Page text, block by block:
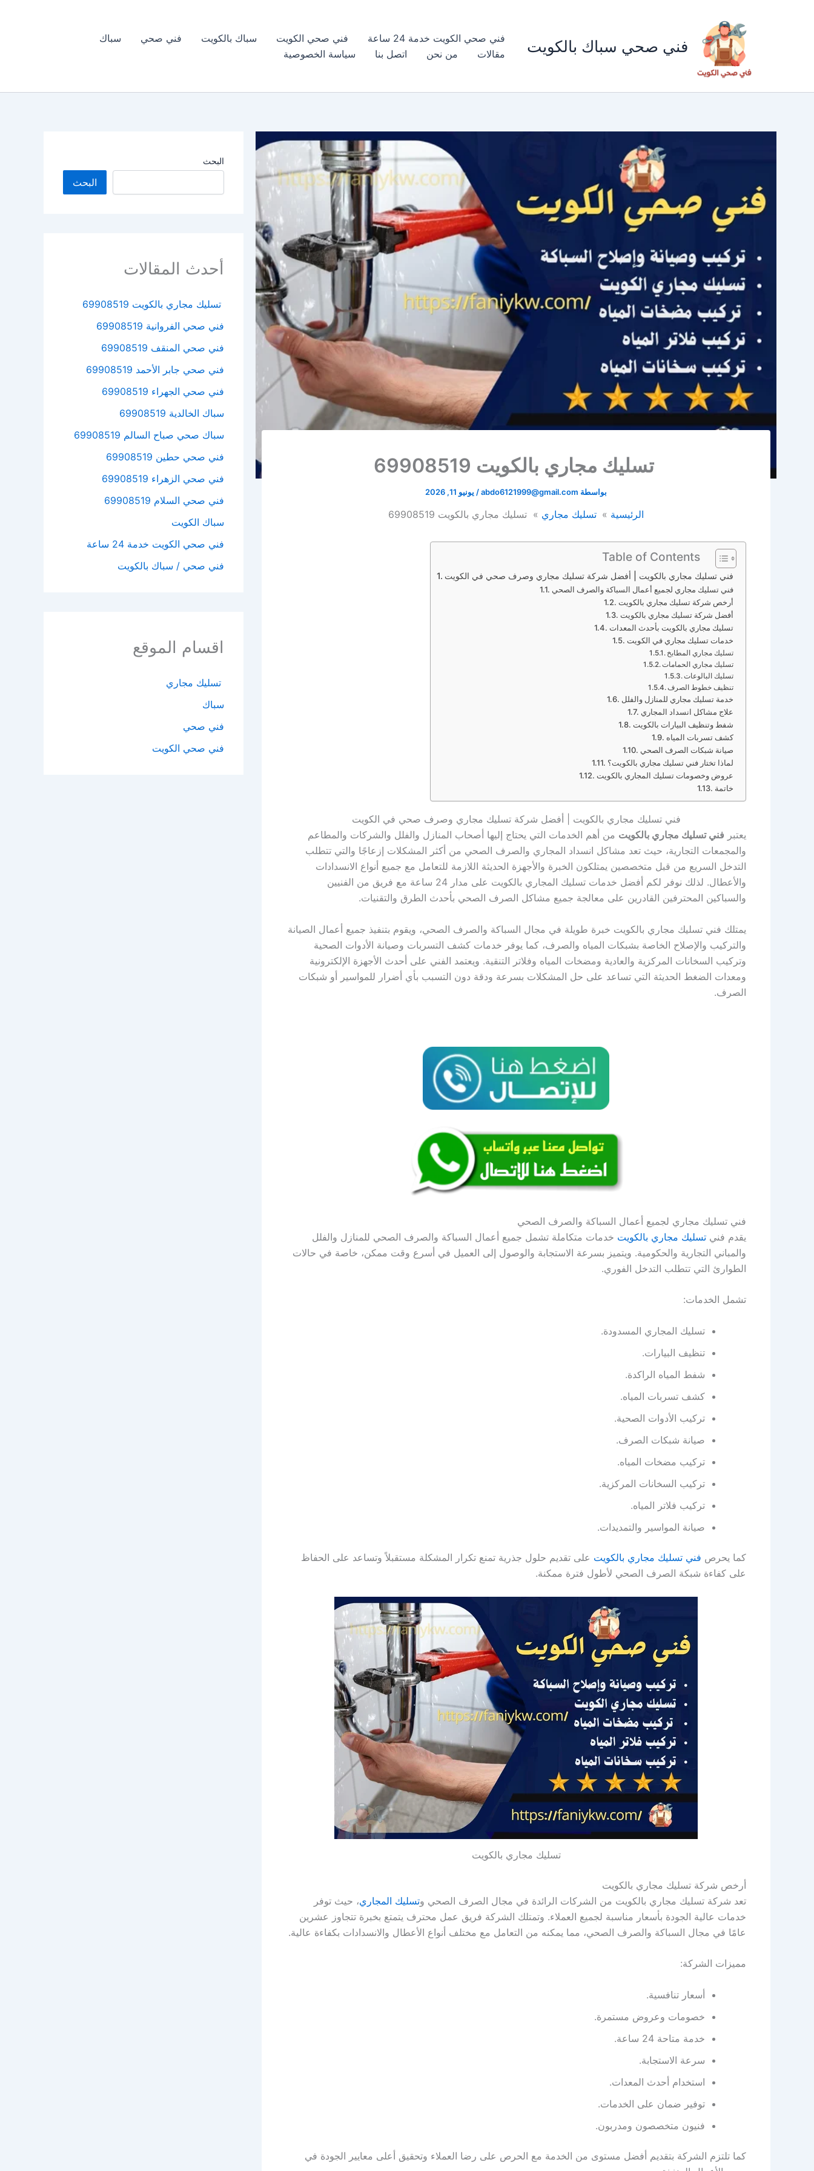
فني صحي سباك بالكويت فني صحي الكويت خدمة 24 ساعة فني صحي الكويت سباك بالكويت فني صحي
سباك
مقالات
من نحن اتصل بنا سياسة الخصوصية
تسليك مجاري بالكويت 69908519
بواسطة abdo6121999@gmail.com
/ يونيو 11, 2026
الرئيسية تسليك مجاري تسليك مجاري بالكويت 69908519
Table of Contents
فني تسليك مجاري بالكويت | أفضل شركة تسليك مجاري وصرف صحي في الكويت
فني تسليك مجاري لجميع أعمال السباكة والصرف الصحي
أرخص شركة تسليك مجاري بالكويت
أفضل شركة تسليك مجاري بالكويت
تسليك مجاري بالكويت بأحدث المعدات
خدمات تسليك مجاري في الكويت
تسليك مجاري المطابخ
تسليك مجاري الحمامات
تسليك البالوعات
تنظيف خطوط الصرف
خدمة تسليك مجاري للمنازل والفلل
علاج مشاكل انسداد المجاري
شفط وتنظيف البيارات بالكويت
كشف تسربات المياه
صيانة شبكات الصرف الصحي
لماذا تختار فني تسليك مجاري بالكويت؟
عروض وخصومات تسليك المجاري بالكويت
خاتمة
فني تسليك مجاري بالكويت | أفضل شركة تسليك مجاري وصرف صحي في الكويت
يعتبر فني تسليك مجاري بالكويت من أهم الخدمات التي يحتاج إليها أصحاب المنازل والفلل والشركات والمطاعم
والمجمعات التجارية، حيث تعد مشاكل انسداد المجاري والصرف الصحي من أكثر المشكلات إزعاجًا والتي تتطلب
التدخل السريع من قبل متخصصين يمتلكون الخبرة والأجهزة الحديثة اللازمة للتعامل مع جميع أنواع الانسدادات
والأعطال. لذلك نوفر لكم أفضل خدمات تسليك المجاري بالكويت على مدار 24 ساعة مع فريق من الفنيين
والسباكين المحترفين القادرين على معالجة جميع مشاكل الصرف الصحي بأحدث الطرق والتقنيات.
يمتلك فني تسليك مجاري بالكويت خبرة طويلة في مجال السباكة والصرف الصحي، ويقوم بتنفيذ جميع أعمال الصيانة
والتركيب والإصلاح الخاصة بشبكات المياه والصرف، كما يوفر خدمات كشف التسربات وصيانة الأدوات الصحية
وتركيب السخانات المركزية والعادية ومضخات المياه وفلاتر التنقية. ويعتمد الفني على أحدث الأجهزة الإلكترونية
ومعدات الضغط الحديثة التي تساعد على حل المشكلات بسرعة ودقة دون التسبب بأي أضرار للمواسير أو شبكات
الصرف.
فني تسليك مجاري لجميع أعمال السباكة والصرف الصحي
يقدم فني تسليك مجاري بالكويت خدمات متكاملة تشمل جميع أعمال السباكة والصرف الصحي للمنازل والفلل
والمباني التجارية والحكومية. ويتميز بسرعة الاستجابة والوصول إلى العميل في أسرع وقت ممكن، خاصة في حالات
الطوارئ التي تتطلب التدخل الفوري.
تشمل الخدمات:
تسليك المجاري المسدودة.
تنظيف البيارات.
شفط المياه الراكدة.
كشف تسربات المياه.
تركيب الأدوات الصحية.
صيانة شبكات الصرف.
تركيب مضخات المياه.
تركيب السخانات المركزية.
تركيب فلاتر المياه.
صيانة المواسير والتمديدات.
كما يحرص فني تسليك مجاري بالكويت على تقديم حلول جذرية تمنع تكرار المشكلة مستقبلاً وتساعد على الحفاظ
على كفاءة شبكة الصرف الصحي لأطول فترة ممكنة.
تسليك مجاري بالكويت
أرخص شركة تسليك مجاري بالكويت
تعد شركة تسليك مجاري بالكويت من الشركات الرائدة في مجال الصرف الصحي وتسليك المجاري، حيث توفر
خدمات عالية الجودة بأسعار مناسبة لجميع العملاء. وتمتلك الشركة فريق عمل محترف يتمتع بخبرة تتجاوز عشرين
عامًا في مجال السباكة والصرف الصحي، مما يمكنه من التعامل مع مختلف أنواع الأعطال والانسدادات بكفاءة عالية.
مميزات الشركة:
أسعار تنافسية.
خصومات وعروض مستمرة.
خدمة متاحة 24 ساعة.
سرعة الاستجابة.
استخدام أحدث المعدات.
توفير ضمان على الخدمات.
فنيون متخصصون ومدربون.
كما تلتزم الشركة بتقديم أفضل مستوى من الخدمة مع الحرص على رضا العملاء وتحقيق أعلى معايير الجودة في
البحث
البحث
أحدث المقالات
تسليك مجاري بالكويت 69908519
فني صحي الفروانية 69908519
فني صحي المنقف 69908519
فني صحي جابر الأحمد 69908519
فني صحي الجهراء 69908519
سباك الخالدية 69908519
سباك صحي صباح السالم 69908519
فني صحي حطين 69908519
فني صحي الزهراء 69908519
فني صحي السلام 69908519
سباك الكويت
فني صحي الكويت خدمة 24 ساعة
فني صحي / سباك بالكويت
اقسام الموقع
تسليك مجاري
سباك
فني صحي
فني صحي الكويت